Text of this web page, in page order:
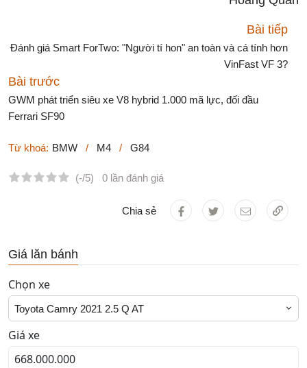
Bài tiếp
Đánh giá Smart ForTwo: "Người tí hon" an toàn và cá tính hơn
VinFast VF 3?
Bài trước
GWM phát triển siêu xe V8 hybrid 1.000 mã lực, đối đầu
Ferrari SF90
Từ khoá: BMW / M4 / G84
(-/5) 0 lần đánh giá
Chia sẻ
Giá lăn bánh
Chọn xe
Toyota Camry 2021 2.5 Q AT
Giá xe